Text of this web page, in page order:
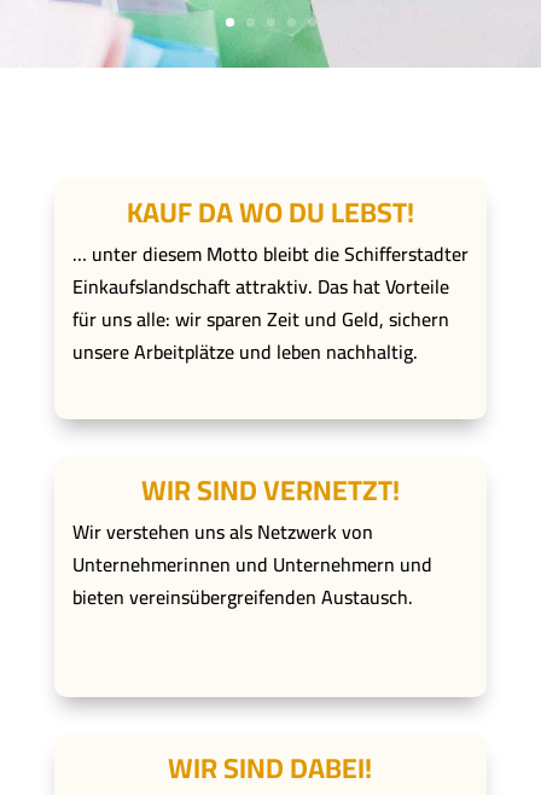
KAUF DA WO DU LEBST!
… unter diesem Motto bleibt die Schifferstadter
Einkaufslandschaft attraktiv. Das hat Vorteile
für uns alle: wir sparen Zeit und Geld, sichern
unsere Arbeitplätze und leben nachhaltig.
WIR SIND VERNETZT!
Wir verstehen uns als Netzwerk von
Unternehmerinnen und Unternehmern und
bieten vereinsübergreifenden Austausch.
WIR SIND DABEI!